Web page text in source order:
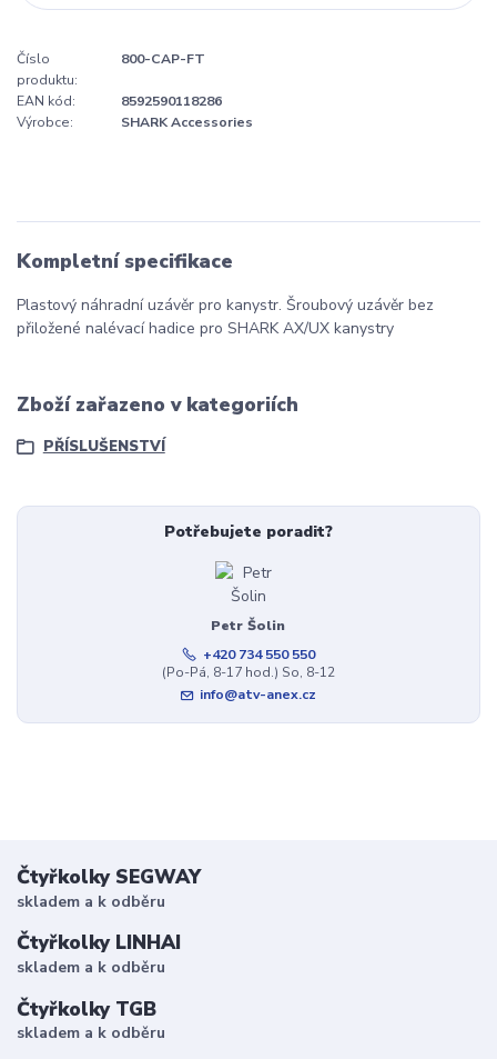
Číslo
produktu:
800-CAP-FT
EAN kód:
8592590118286
Výrobce:
SHARK Accessories
Kompletní specifikace
Plastový náhradní uzávěr pro kanystr. Šroubový uzávěr bez
přiložené nalévací hadice pro SHARK AX/UX kanystry
Zboží zařazeno v kategoriích
PŘÍSLUŠENSTVÍ
Potřebujete poradit?
Petr Šolin
+420 734 550 550
(Po-Pá, 8-17 hod.) So, 8-12
info@atv-anex.cz
Čtyřkolky SEGWAY
skladem a k odběru
Čtyřkolky LINHAI
skladem a k odběru
Čtyřkolky TGB
skladem a k odběru